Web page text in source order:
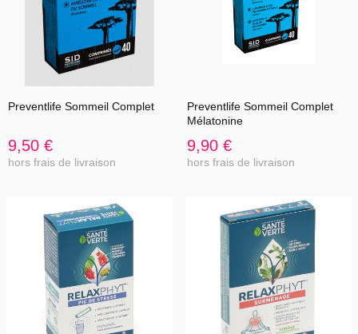
Preventlife Sommeil Complet
9,50 €
hors frais de livraison
Preventlife Sommeil Complet
Mélatonine
9,90 €
hors frais de livraison